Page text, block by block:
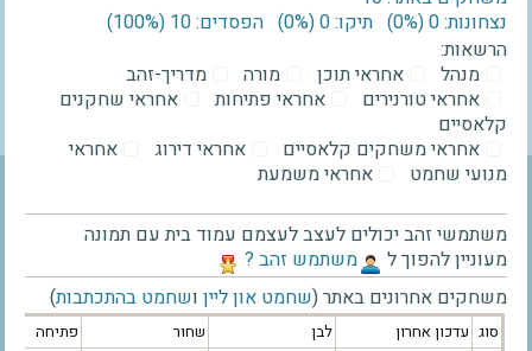
נצחונות: 0 ‫(0%)‬
תיקו: 0 ‫(0%)‬
הפסדים: 10 ‫(100%)‬
הרשאות:
מנהל
אחראי תוכן מורה
מדריך-זהב
אחראי טורנירים
אחראי פתיחות
אחראי שחקנים
קלאסיים
אחראי משחקים קלאסיים
אחראי דירוג
אחראי
מנועי שחמט
אחראי משמעת
משתמשי זהב יכולים לעצב לעצמם עמוד בית עם תמונה
מעוניין להפוך ל
‫משתמש זהב ?‬
משחקים אחרונים באתר (שחמט און ליין ושחמט בהתכתבות)
סוג עדכון אחרון לבן שחור
פתיחה